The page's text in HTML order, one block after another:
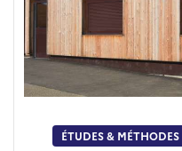
ÉTUDES & MÉTHODES